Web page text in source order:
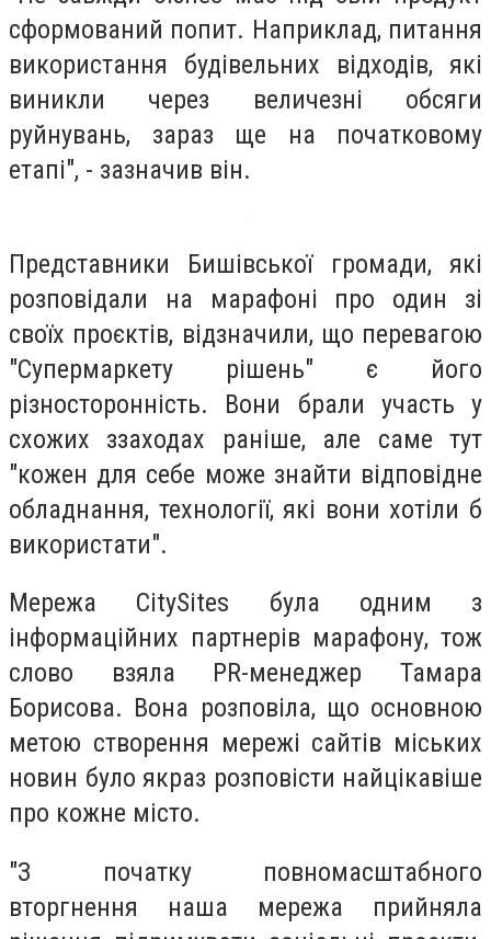
сформований попит. Наприклад, питання
використання будівельних відходів, які
виникли через величезні обсяги
руйнувань, зараз ще на початковому
етапі", - зазначив він.
Представники Бишівської громади, які
розповідали на марафоні про один зі
своїх проєктів, відзначили, що перевагою
"Супермаркету рішень" є його
різносторонність. Вони брали участь у
схожих ззаходах раніше, але саме тут
"кожен для себе може знайти відповідне
обладнання, технології, які вони хотіли б
використати".
Мережа CitySites була одним з
інформаційних партнерів марафону, тож
слово взяла PR-менеджер Тамара
Борисова. Вона розповіла, що основною
метою створення мережі сайтів міських
новин було якраз розповісти найцікавіше
про кожне місто.
"З початку повномасштабного
вторгнення наша мережа прийняла